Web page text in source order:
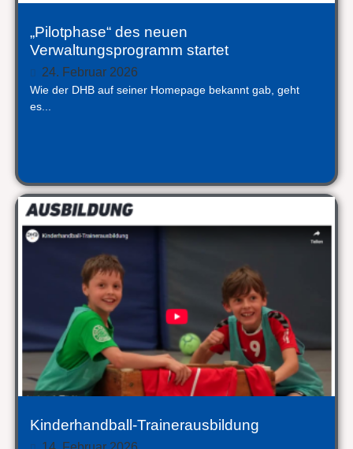
„Pilotphase“ des neuen
Verwaltungsprogramm startet
24. Februar 2026
Wie der DHB auf seiner Homepage bekannt gab, geht
es...
Kinderhandball-Trainerausbildung